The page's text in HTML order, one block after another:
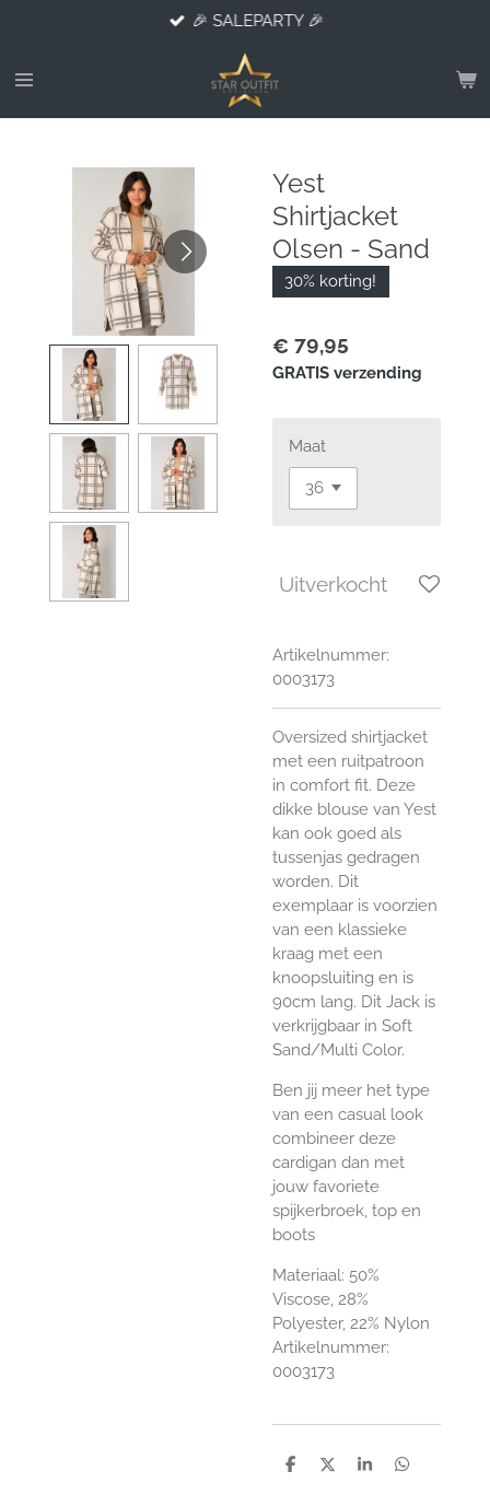
naar
hoofdinhoud
🎉 SALEPARTY 🎉
Yest
Shirtjacket
Olsen - Sand
30% korting!
€ 79,95
GRATIS verzending
Maat
Uitverkocht
Artikelnummer:
0003173
Oversized shirtjacket
met een ruitpatroon
in comfort fit. Deze
dikke blouse van Yest
kan ook goed als
tussenjas gedragen
worden. Dit
exemplaar is voorzien
van een klassieke
kraag met een
knoopsluiting en is
90cm lang. Dit Jack is
verkrijgbaar in Soft
Sand/Multi Color.
Ben jij meer het type
van een casual look
combineer deze
cardigan dan met
jouw favoriete
spijkerbroek, top en
boots
Materiaal: 50%
Viscose, 28%
Polyester, 22% Nylon
Artikelnummer:
0003173
D
D
S
D